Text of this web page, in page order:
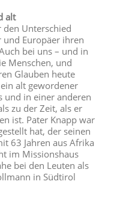
alt
den Unterschied
Europäer ihren
bei uns – und in
Menschen, und
Glauben heute
alt gewordener
und in einer anderen
zu der Zeit, als er
ist. Pater Knapp war
hat, der seinen
63 Jahren aus Afrika
im Missionshaus
bei den Leuten als
in Südtirol